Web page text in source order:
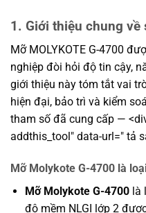
1. Giới thiệu chung về
Mỡ MOLYKOTE G-4700
nghiệp đòi hỏi độ tin cậy,
giới thiệu này tóm tắt vai
hiện đại, bảo trì và kiểm
tham số đã cung cấp —
addthis_tool" data-url=" tả
Mỡ Molykote G-4700 là
Mỡ Molykote G-4700là
độ mềm NLGI lớp 2